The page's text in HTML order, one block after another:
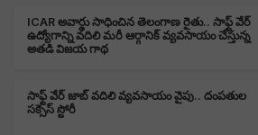
ICAR అవార్డు సాధించిన తెలంగాణ రైతు.. సాఫ్ట్ వేర్
ఉద్యోగాన్ని వదిలి మరీ ఆర్గానిక్ వ్యవసాయం చేస్తున్న
అతడి విజయ గాథ
సాఫ్ట్ వేర్ జాబ్ వదిలి వ్యవసాయం వైపు.. దంపతుల
సక్సెస్ స్టోరీ